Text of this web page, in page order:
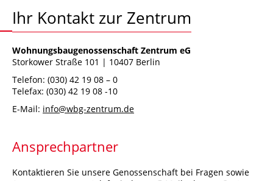
Ihr Kontakt zur Zentrum
Wohnungsbaugenossenschaft Zentrum eG
Storkower Straße 101 | 10407 Berlin
Telefon: (030) 42 19 08 – 0
Telefax: (030) 42 19 08 -10
E-Mail: info@wbg-zentrum.de
Ansprechpartner
Kontaktieren Sie unsere Genossenschaft bei Fragen sowie